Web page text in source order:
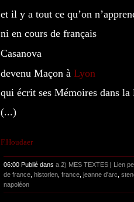
et il y a tout ce qu’on
ni en cours de français
Casanova
devenu Maçon à Lyon
qui écrit ses Mémoires dans
(...)
F.Houdaer
06:00 Publié dans a.2) MES TEXTES Lien
de france historien france jeanne d'arc
napoléon